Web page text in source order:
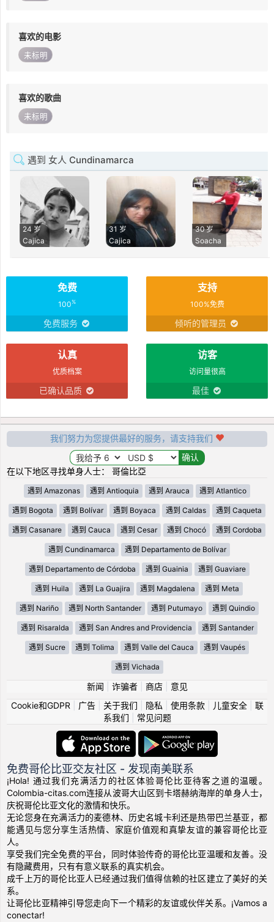
喜欢的电影
未标明
喜欢的歌曲
未标明
遇到 女人 Cundinamarca
24 岁
Cajica
31 岁
Cajica
30 岁
Soacha
免费
100%
免费服务
支持
100%免费
倾听的管理员
认真
优质档案
已确认品质
访客
访问量很高
最佳
我们努力为您提供最好的服务，请支持我们
在以下地区寻找单身人士： 哥倫比亞
遇到 Amazonas 遇到 Antioquia 遇到 Arauca 遇到 Atlantico
遇到 Bogota 遇到 Bolívar 遇到 Boyaca 遇到 Caldas 遇到 Caqueta
遇到 Casanare 遇到 Cauca 遇到 Cesar 遇到 Chocó 遇到 Cordoba
遇到 Cundinamarca 遇到 Departamento de Bolívar
遇到 Departamento de Córdoba 遇到 Guainia 遇到 Guaviare
遇到 Huila 遇到 La Guajira 遇到 Magdalena 遇到 Meta
遇到 Nariño 遇到 North Santander 遇到 Putumayo 遇到 Quindio
遇到 Risaralda 遇到 San Andres and Providencia 遇到 Santander
遇到 Sucre 遇到 Tolima 遇到 Valle del Cauca 遇到 Vaupés
遇到 Vichada
新闻 诈骗者| 商店| 意见
Cookie和GDPR
广告| 关于我们 隐私 使用条款| 儿童安全| 联
系我们
常见问题
免费哥伦比亚交友社区 - 发现南美联系
¡Hola! 通过我们充满活力的社区体验哥伦比亚待客之道的温暖。
Colombia-citas.com连接从波哥大山区到卡塔赫纳海岸的单身人士，
庆祝哥伦比亚文化的激情和快乐。
无论您身在充满活力的麦德林、历史名城卡利还是热带巴兰基亚，都
能遇见与您分享生活热情、家庭价值观和真挚友谊的兼容哥伦比亚
人。
享受我们完全免费的平台，同时体验传奇的哥伦比亚温暖和友善。没
有隐藏费用，只有有意义联系的真实机会。
成千上万的哥伦比亚人已经通过我们值得信赖的社区建立了美好的关
系。
让哥伦比亚精神引导您走向下一个精彩的友谊或伙伴关系。¡Vamos a
conectar!